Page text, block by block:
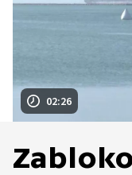
02:26